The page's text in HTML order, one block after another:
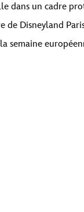
dans un cadre
de Disneyland
la semaine